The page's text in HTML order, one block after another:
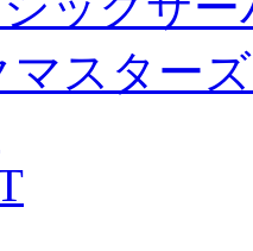
マスター